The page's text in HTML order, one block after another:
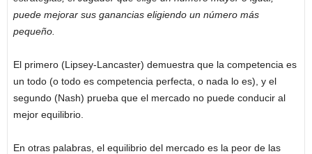
puede mejorar sus ganancias eligiendo un número más
pequeño.
El primero (Lipsey-Lancaster) demuestra que la competencia es
un todo (o todo es competencia perfecta, o nada lo es), y el
segundo (Nash) prueba que el mercado no puede conducir al
mejor equilibrio.
En otras palabras, el equilibrio del mercado es la peor de las